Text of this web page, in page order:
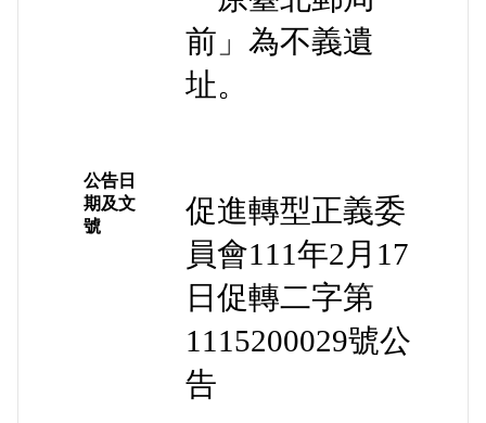
前」為不義遺
址。
公告日
期及文
號
促進轉型正義委
員會111年2月17
日促轉二字第
1115200029號公
告